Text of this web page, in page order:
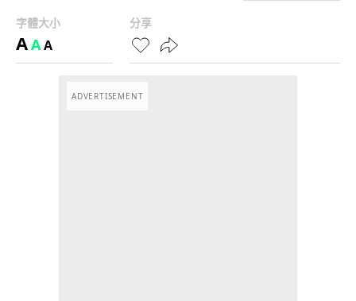
字體大小
AAA
分享
ADVERTISEMENT